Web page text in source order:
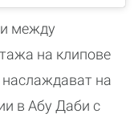
между
на клипове
наслаждават на
в Абу Даби с